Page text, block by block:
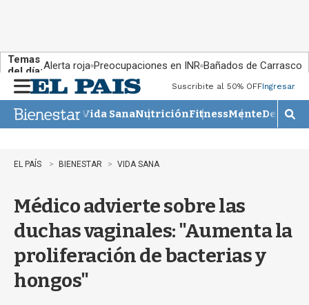
Temas
del día:Alerta roja Preocupaciones en INR Bañados de Carrasco
n
u
Suscribite al 50% OFFIngresar
Vida SanaNutriciónFitnessMente
M
o
�
EL PAÍS BIENESTAR VIDA SANA
Médico advierte sobre las
duchas vaginales: "Aumenta la
proliferación de bacterias y
hongos"